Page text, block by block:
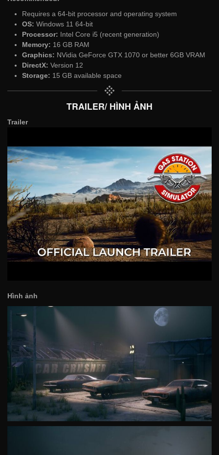
Requires a 64-bit processor and operating system
OS: Windows 11 64-bit
Processor: Intel Core i5 (recent generation)
Memory: 16 GB RAM
Graphics: NVidia GeForce GTX 1070 or better 6GB VRAM
DirectX: Version 12
Storage: 15 GB available space
TRAILER/ HÌNH ẢNH
Trailer
Hình ảnh